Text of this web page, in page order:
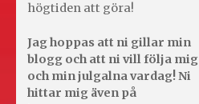
högtiden att göra!
Jag hoppas att ni gillar min
blogg och att ni vill följa mig
och min julgalna vardag! Ni
hittar mig även på